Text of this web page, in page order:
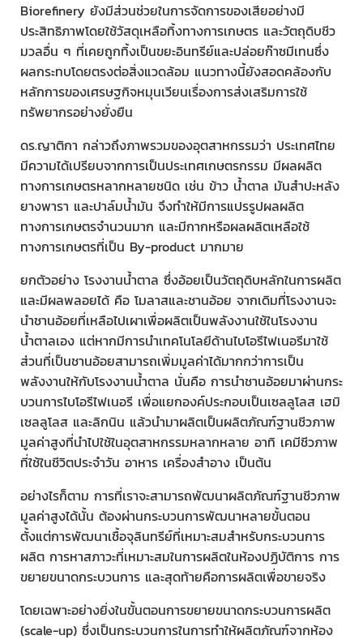
Biorefinery ยังมีส่วนช่วยในการจัดการของเสียอย่างมี
ประสิทธิภาพโดยใช้วัสดุเหลือทิ้งทางการเกษตร และวัตถุดิบชีว
มวลอื่น ๆ ที่เคยถูกทิ้งเป็นขยะอินทรีย์และปล่อยก๊าซมีเทนซึ่ง
ผลกระทบโดยตรงต่อสิ่งแวดล้อม แนวทางนี้ยังสอดคล้องกับ
หลักการของเศรษฐกิจหมุนเวียนเรื่องการส่งเสริมการใช้
ทรัพยากรอย่างยั่งยืน
ดร.ญาติกา กล่าวถึงภาพรวมของอุตสาหกรรมว่า ประเทศไทย
มีความได้เปรียบจากการเป็นประเทศเกษตรกรรม มีผลผลิต
ทางการเกษตรหลากหลายชนิด เช่น ข้าว น้ำตาล มันสำปะหลัง
ยางพารา และปาล์มน้ำมัน จึงทำให้มีการแปรรูปผลผลิต
ทางการเกษตรจำนวนมาก และมีกากหรือผลผลิตเหลือใช้
ทางการเกษตรที่เป็น By-product มากมาย
ยกตัวอย่าง โรงงานน้ำตาล ซึ่งอ้อยเป็นวัตถุดิบหลักในการผลิต
และมีผลพลอยได้ คือ โมลาสและชานอ้อย จากเดิมที่โรงงานจะ
นำชานอ้อยที่เหลือไปเผาเพื่อผลิตเป็นพลังงานใช้ในโรงงาน
น้ำตาลเอง แต่หากมีการนำเทคโนโลยีด้านไบโอรีไฟเนอรีมาใช้
ส่วนที่เป็นชานอ้อยสามารถเพิ่มมูลค่าได้มากกว่าการเป็น
พลังงานให้กับโรงงานน้ำตาล นั่นคือ การนำชานอ้อยมาผ่านกระ
บวนการไบโอรีไฟเนอรี เพื่อแยกองค์ประกอบเป็นเซลลูโลส เฮมิ
เซลลูโลส และลิกนิน แล้วนำมาผลิตเป็นผลิตภัณฑ์ฐานชีวภาพ
มูลค่าสูงที่นำไปใช้ในอุตสาหกรรมหลากหลาย อาทิ เคมีชีวภาพ
ที่ใช้ในชีวิตประจำวัน อาหาร เครื่องสำอาง เป็นต้น
อย่างไรก็ตาม การที่เราจะสามารถพัฒนาผลิตภัณฑ์ฐานชีวภาพ
มูลค่าสูงได้นั้น ต้องผ่านกระบวนการพัฒนาหลายขั้นตอน
ตั้งแต่การพัฒนาเชื้อจุลินทรีย์ที่เหมาะสมสำหรับกระบวนการ
ผลิต การหาสภาวะที่เหมาะสมในการผลิตในห้องปฏิบัติการ การ
ขยายขนาดกระบวนการ และสุดท้ายคือการผลิตเพื่อขายจริง
โดยเฉพาะอย่างยิ่งในขั้นตอนการขยายขนาดกระบวนการผลิต
(scale-up) ซึ่งเป็นกระบวนการในการทำให้ผลิตภัณฑ์จากห้อง